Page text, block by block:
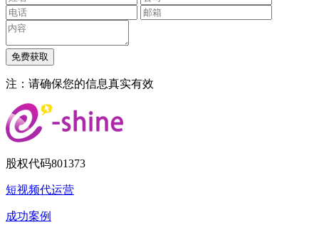
注：请确保您的信息真实有效
股权代码801373
短视频代运营
成功案例